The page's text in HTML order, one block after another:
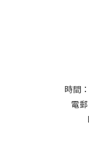
時間
電